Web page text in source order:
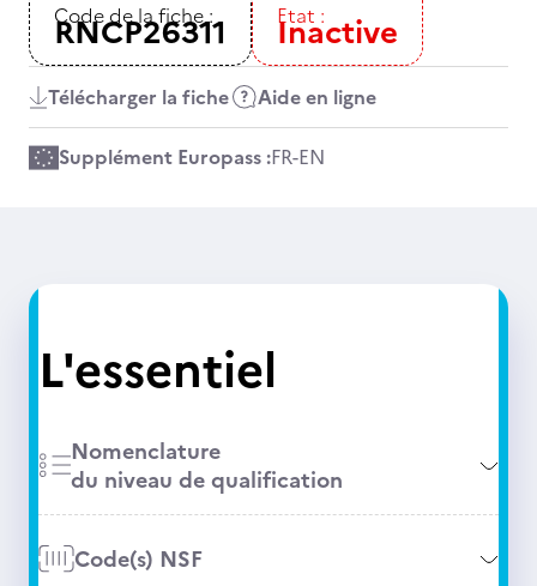
Code de la fiche :
RNCP26311 Etat :
Inactive
Télécharger la fiche Aide en ligne
Supplément Europass :FR-EN
L'essentiel
Nomenclature
du niveau de qualification
Code(s) NSF